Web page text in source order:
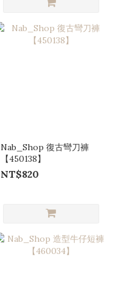
Nab_Shop 復古彎刀褲
【450138】
NT$820